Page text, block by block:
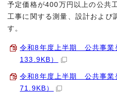
予定価格が400万円以上の公共
工事に関する測量、設計および
す。
令和8年度上半期 公共事業
133.9KB）
令和8年度上半期 公共事業
71.9KB）